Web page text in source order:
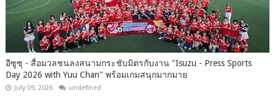
อีซูซุ - สื่อมวลชนลงสนามกระชับมิตรกับงาน "Isuzu - Press Sports
Day 2026 with Yuu Chan" พร้อมเกมสนุกมากมาย
July 09, 2026 undefined